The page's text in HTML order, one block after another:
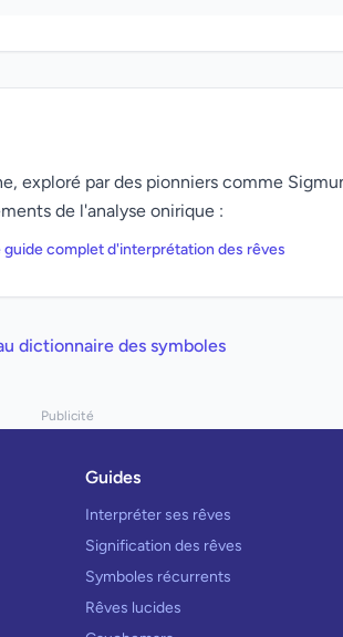
exploré par des pionniers comme
de l'analyse onirique :
guide complet d'interprétation des rêves
dictionnaire des symboles
Publicité
Guides
Interpréter ses rêves
Signification des rêves
Symboles récurrents
Rêves lucides